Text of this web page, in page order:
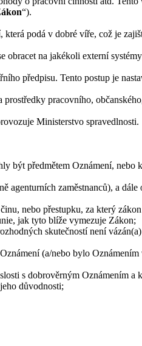
“).
podá v dobré víře, což je
obracet na jakékoli externí
předpisu. Tento postup je
pracovního,
Ministerstvo spravedlnosti.
být předmětem Oznámení, nebo
agenturních zaměstnanců), a
nebo přestupku, za který
jak tyto blíže vymezuje Zákon;
skutečností není
(a/nebo bylo
s dobrověrným Oznámením a
důvodnosti;